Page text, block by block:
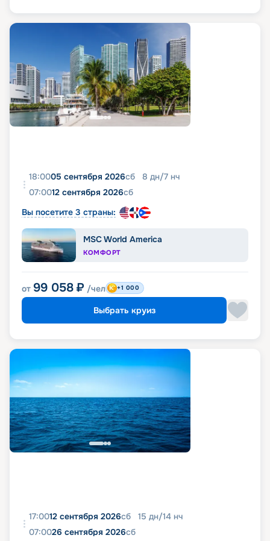
18:0005 сентября 2026сб 8 дн/7 нч
07:0012 сентября 2026сб
Вы посетите 3 страны:
MSC World America
КОМФОРТ
от 99 058 ₽ /чел +1 000
Выбрать круиз
17:0012 сентября 2026сб 15 дн/14 нч
07:0026 сентября 2026сб